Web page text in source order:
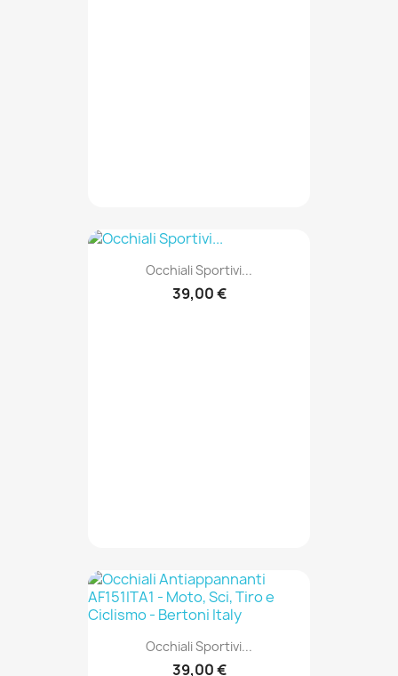
Occhiali Sportivi...
39,00 €
Occhiali Sportivi...
39,00 €